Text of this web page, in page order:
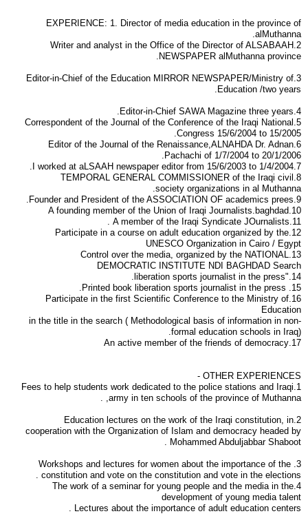
EXPERIENCE: 1. Director of media education in the province of
alMuthanna.
2.Writer and analyst in the Office of the Director of ALSABAAH
NEWSPAPER alMuthanna province.
3.Editor-in-Chief of the Education MIRROR NEWSPAPER/Ministry of
Education /two years.
4.Editor-in-Chief SAWA Magazine three years.
5.Correspondent of the Journal of the Conference of the Iraqi National
Congress 15/6/2004 to 15/2005.
6.Editor of the Journal of the Renaissance,ALNAHDA Dr. Adnan
Pachachi of 1/7/2004 to 20/1/2006.
7.I worked at aLSAAH newspaper editor from 15/6/2003 to 1/4/2004.
8.TEMPORAL GENERAL COMMISSIONER of the Iraqi civil
society organizations in al Muthanna.
9.Founder and President of the ASSOCIATION OF academics prees.
10.A founding member of the Union of Iraqi Journalists.baghdad
11.A member of the Iraqi Syndicate JOurnalists .
12.Participate in a course on adult education organized by the
UNESCO Organization in Cairo / Egypt
13.Control over the media, organized by the NATIONAL
DEMOCRATIC INSTITUTE NDI BAGHDAD Search
14."liberation sports journalist in the press.
15. Printed book liberation sports journalist in the press.
16.Participate in the first Scientific Conference to the Ministry of
Education
in the title in the search ( Methodological basis of information in non-
formal education schools in Iraq).
17.An active member of the friends of democracy
OTHER EXPERIENCES -
1.Fees to help students work dedicated to the police stations and Iraqi
army in ten schools of the province of Muthanna, .
2.Education lectures on the work of the Iraqi constitution, in
cooperation with the Organization of Islam and democracy headed by
Mohammed Abduljabbar Shaboot .
3. Workshops and lectures for women about the importance of the
constitution and vote on the constitution and vote in the elections .
4.The work of a seminar for young people and the media in the
development of young media talent
Lectures about the importance of adult education centers .